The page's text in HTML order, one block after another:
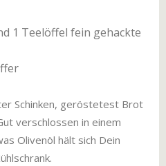
1 Teelöffel fein gehackte
Schinken, geröstetest Brot
verschlossen in einem
Olivenöl hält sich Dein